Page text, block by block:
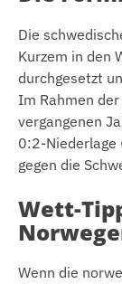
Die
Kurzem in den
durchgesetzt
Im Rahmen
vergangenen
0:2-Niederlage
gegen die
Wett-
Wenn die